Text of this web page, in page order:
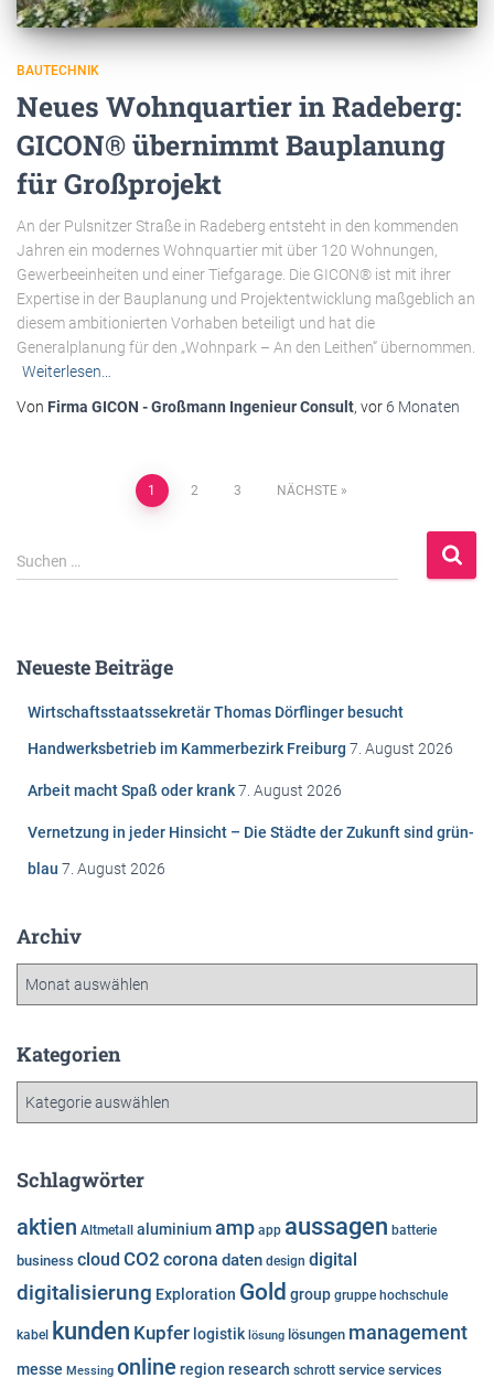
BAUTECHNIK
Neues Wohnquartier in Radeberg:
GICON® übernimmt Bauplanung
für Großprojekt
An der Pulsnitzer Straße in Radeberg entsteht in den kommenden
Jahren ein modernes Wohnquartier mit über 120 Wohnungen,
Gewerbeeinheiten und einer Tiefgarage. Die GICON® ist mit ihrer
Expertise in der Bauplanung und Projektentwicklung maßgeblich an
diesem ambitionierten Vorhaben beteiligt und hat die
Generalplanung für den „Wohnpark – An den Leithen“ übernommen.
Weiterlesen…
Von Firma GICON - Großmann Ingenieur Consult, vor 6 Monaten
Beitragsnavigation
1 2 3 NÄCHSTE
S
u
n
Suchen …
Neueste Beiträge
Wirtschaftsstaatssekretär Thomas Dörflinger besucht
Handwerksbetrieb im Kammerbezirk Freiburg 7. August 2026
Arbeit macht Spaß oder krank7. August 2026
Vernetzung in jeder Hinsicht – Die Städte der Zukunft sind grün-
blau 7. August 2026
Archiv
h
Kategorien
g
r
i
e
Schlagwörter
aktien Altmetall aluminiumamp app aussagen batterie
business cloud CO2 corona daten design digital
digitalisierung Exploration Gold group gruppe hochschule
kabel kunden Kupfer logistik lösung lösungen management
messe Messing online region research schrott service services